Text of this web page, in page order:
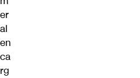
er
al
en
ca
rg